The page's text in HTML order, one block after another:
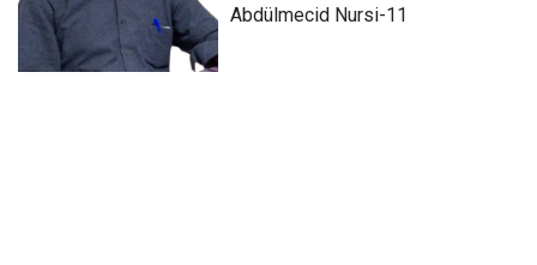
Abdülmecid Nursi-11